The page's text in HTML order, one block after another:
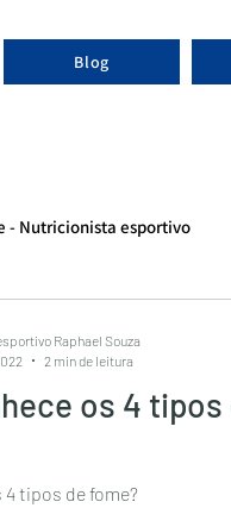
Blog
- Nutricionista esportivo
os 4 tipos
tipos de fome?
Raphael Souza
2 min de leitura